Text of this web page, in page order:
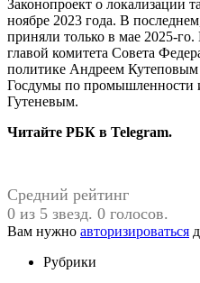
Законопроект о локализации
ноябре 2023 года. В
приняли только в мае 2025-
главой комитета Совета
политике Андреем Кутеповым
Госдумы по промышленности
Гутеневым.
Читайте РБК в Telegram.
Средний рейтинг
0 из 5 звезд. 0 голосов.
Вам нужно авторизироваться
Рубрики